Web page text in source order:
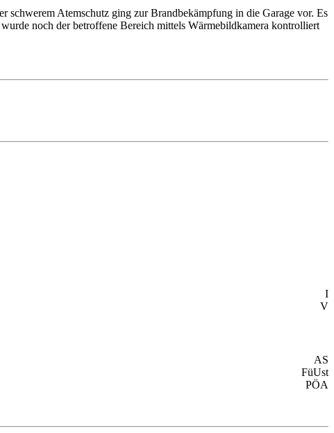
Atemschutz ging zur Brandbekämpfung in die Garage vor. Es
noch der betroffene Bereich mittels Wärmebildkamera kontrolliert
I
V
AS
FüUst
PÖA